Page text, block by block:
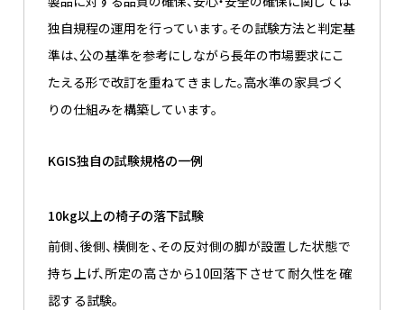
独自規程の運用を行っています。その試験方法と判定基
準は、公の基準を参考にしながら長年の市場要求にこ
たえる形で改訂を重ねてきました。高水準の家具づく
りの仕組みを構築しています。
KGIS独自の試験規格の一例
10kg以上の椅子の落下試験
前側、後側、横側を、その反対側の脚が設置した状態で
持ち上げ、所定の高さから10回落下させて耐久性を確
認する試験。